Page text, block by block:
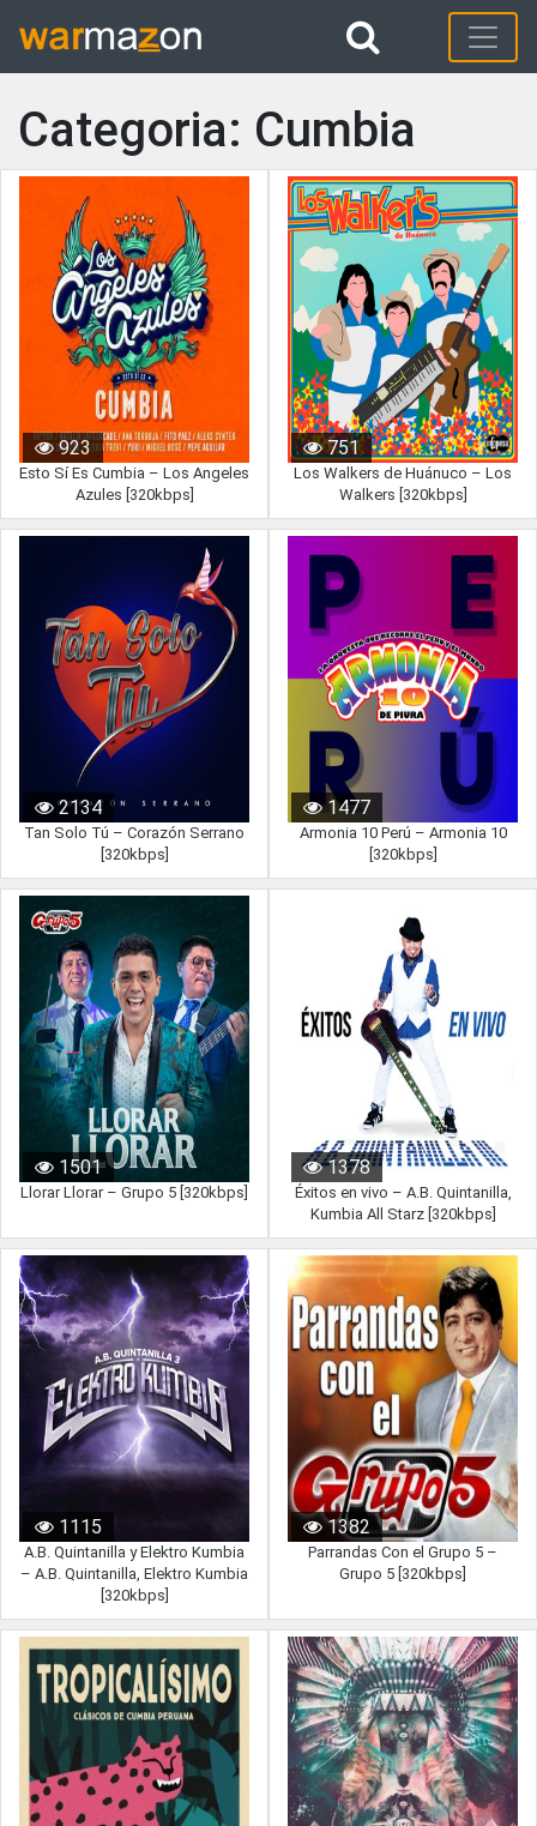
Categoria: Cumbia
923
Esto Sí Es Cumbia – Los Angeles
Azules [320kbps]
751
Los Walkers de Huánuco – Los
Walkers [320kbps]
2134
Tan Solo Tú – Corazón Serrano
[320kbps]
1477
Armonia 10 Perú – Armonia 10
[320kbps]
1501
Llorar Llorar – Grupo 5 [320kbps]
1378
Éxitos en vivo – A.B. Quintanilla,
Kumbia All Starz [320kbps]
1115
A.B. Quintanilla y Elektro Kumbia
– A.B. Quintanilla, Elektro Kumbia
[320kbps]
1382
Parrandas Con el Grupo 5 –
Grupo 5 [320kbps]